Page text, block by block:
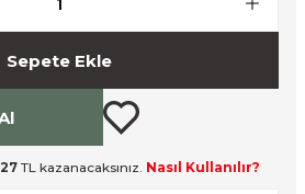
Sepete Ekle
TL kazanacaksınız. Nasıl Kullanılır?